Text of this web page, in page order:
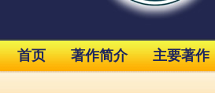
首页 著作简介 主要著作